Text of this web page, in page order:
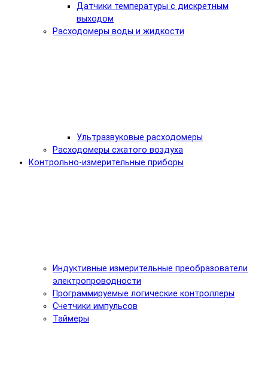
Датчики температуры с дискретным
выходом
Расходомеры воды и жидкости
Ультразвуковые расходомеры
Расходомеры сжатого воздуха
Контрольно-измерительные приборы
Индуктивные измерительные преобразователи
электропроводности
Программируемые логические контроллеры
Счетчики импульсов
Таймеры